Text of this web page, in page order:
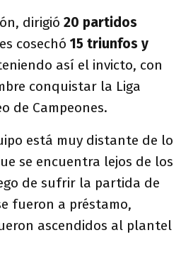
dirigió 20 partidos
cosechó 15 triunfos y
así el invicto, con
conquistar la Liga
de Campeones.
está muy distante de lo
se encuentra lejos de los
de sufrir la partida de
fueron a préstamo,
ascendidos al plantel